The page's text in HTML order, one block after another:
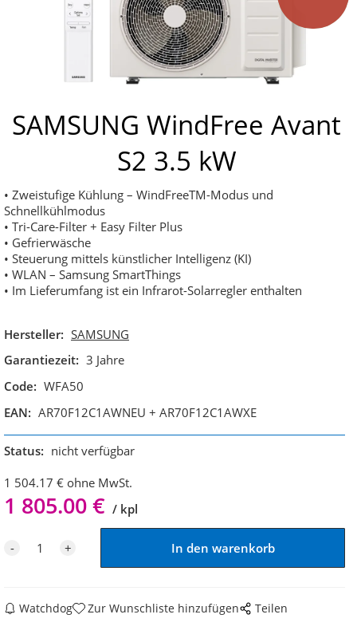
SAMSUNG WindFree Avant
S2 3.5 kW
• Zweistufige Kühlung – WindFreeTM-Modus und
Schnellkühlmodus
• Tri-Care-Filter + Easy Filter Plus
• Gefrierwäsche
• Steuerung mittels künstlicher Intelligenz (KI)
• WLAN – Samsung SmartThings
• Im Lieferumfang ist ein Infrarot-Solarregler enthalten
Hersteller: SAMSUNG
Garantiezeit: 3 Jahre
Code: WFA50
EAN: AR70F12C1AWNEU + AR70F12C1AWXE
Status: nicht verfügbar
1 504.17 € ohne MwSt.
1 805.00€ kpl
Watchdog Zur Wunschliste hinzufügen Teilen